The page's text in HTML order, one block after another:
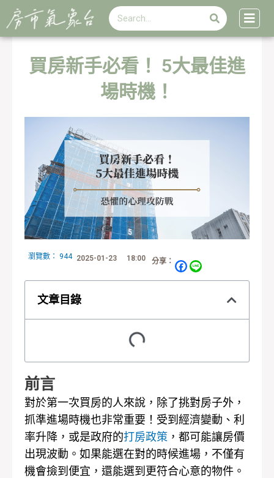
搜
尋
搜
尋
買房新手必看！ 5大最佳進
場時機！
瀏覽數： 944 2025-01-23 18:00 分享：
文章目錄
前言
對於第一次買房的人來說，除了挑對房子外，
抓準進場時機也非常重要！受到經濟變動、利
率升降，或是政府的打房政策 ，都可能讓房價
出現波動。如果能選在對的時候進場，不僅有
機會撿到便宜，還能選到更符合心意的物件。